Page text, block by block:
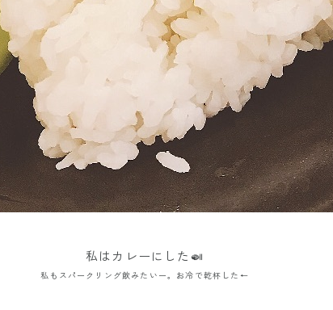
私はカレーにした🍛
私もスパークリング飲みたいー。お冷で乾杯した←